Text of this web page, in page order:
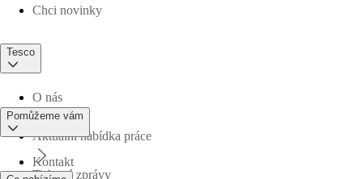
Chci novinky
Tesco
O nás
Aktuální nabídka práce
Tiskové zprávy
Pomůžeme vám
Kontakt